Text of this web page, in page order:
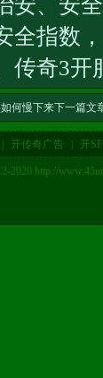
安、安
全指数
传奇3开
何慢下来下一篇文
开传奇广告 开
2020 http://